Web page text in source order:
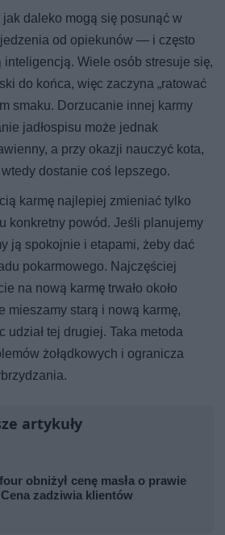
daleko mogą się posunąć w
od opiekunów — i często
Wiele osób stresuje się,
do końca, więc zaczyna „ratować
smaku. Dorzucanie innej karmy
jadłospisu może jednak
a przy okazji nauczyć kota,
dostanie coś lepszego.
karmę najlepiej zmieniać tylko
konkretny powód. Jeśli planujemy
ją spokojnie i etapami, żeby dać
pokarmowego. Najczęściej
na nową karmę trwało około
mieszamy starą i nową karmę,
udział tej drugiej. Taka metoda
żołądkowych i ogranicza
artykuły
obniżył cenę masła o prawie
Cena zadziwia klientów